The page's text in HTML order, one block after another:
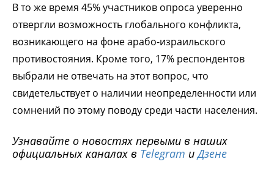
В то же время 45% участников опроса уверенно
отвергли возможность глобального конфликта,
возникающего на фоне арабо-израильского
противостояния. Кроме того, 17% респондентов
выбрали не отвечать на этот вопрос, что
свидетельствует о наличии неопределенности или
сомнений по этому поводу среди части населения.
Узнавайте о новостях первыми в наших
официальных каналах в Telegram иДзене